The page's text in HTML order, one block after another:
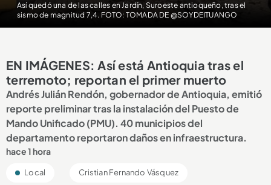
Así quedó una de las calles en Jardín, Suroeste antioqueño, tras el
sismo de magnitud 7,4. FOTO: TOMADA DE @SOYDEITUANGO
EN IMÁGENES: Así está Antioquia tras el
terremoto; reportan el primer muerto
Andrés Julián Rendón, gobernador de Antioquia, emitió
reporte preliminar tras la instalación del Puesto de
Mando Unificado (PMU). 40 municipios del
departamento reportaron daños en infraestructura.
hace 1 hora
Local Cristian Fernando Vásquez